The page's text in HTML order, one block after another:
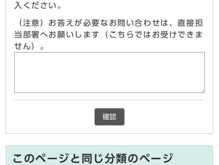
入ください。
（注意）お答えが必要なお問い合わせは、直接担
当部署へお願いします（こちらではお受けできま
せん）。
確認
このページと同じ分類のページ